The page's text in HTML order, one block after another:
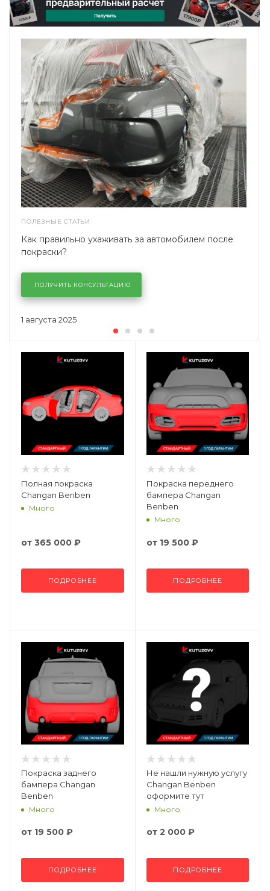
ПОЛЕЗНЫЕ СТАТЬИ
1 августа 2025
Как правильно ухаживать за автомобилем после
покраски?
ПОЛУЧИТЬ КОНСУЛЬТАЦИЮ
Полная покраска
Changan Benben
Много
от 365 000 ₽
ПОДРОБНЕЕ
Покраска переднего
бампера Changan
Benben
Много
от 19 500 ₽
ПОДРОБНЕЕ
Покраска заднего
бампера Changan
Benben
Много
от 19 500 ₽
ПОДРОБНЕЕ
Не нашли нужную услугу
Changan Benben
оформите тут
Много
от 2 000 ₽
ПОДРОБНЕЕ